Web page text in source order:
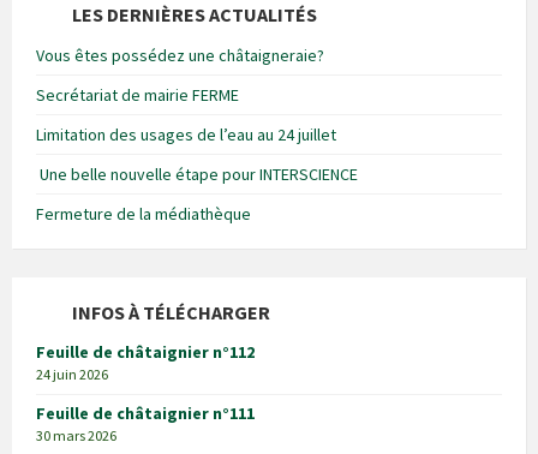
LES DERNIÈRES ACTUALITÉS
Vous êtes possédez une châtaigneraie?
Secrétariat de mairie FERME
Limitation des usages de l’eau au 24 juillet
Une belle nouvelle étape pour INTERSCIENCE
Fermeture de la médiathèque
INFOS À TÉLÉCHARGER
Feuille de châtaignier n°112
24 juin 2026
Feuille de châtaignier n°111
30 mars 2026